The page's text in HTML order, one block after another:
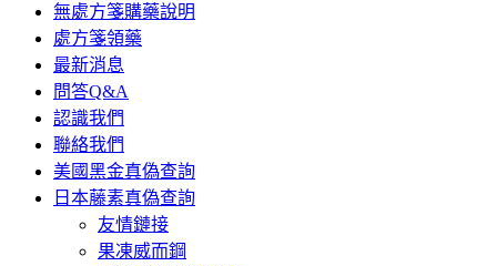
無處方箋購藥說明
處方箋領藥
最新消息
問答Q&A
認識我們
聯絡我們
美國黑金真偽查詢
日本藤素真偽查詢
友情鏈接
果凍威而鋼